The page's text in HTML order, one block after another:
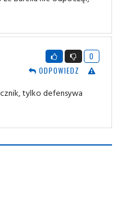
0
ODPOWIEDZ
tylko defensywa